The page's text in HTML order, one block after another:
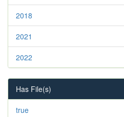
2018
2021
2022
Has File(s)
true